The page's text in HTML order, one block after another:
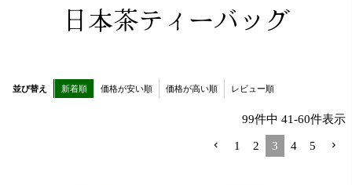
日本茶ティーバッグ
並び替え 新着順 価格が安い順 価格が高い順 レビュー順
99件中 41-60件表示
1 2 3 4 5